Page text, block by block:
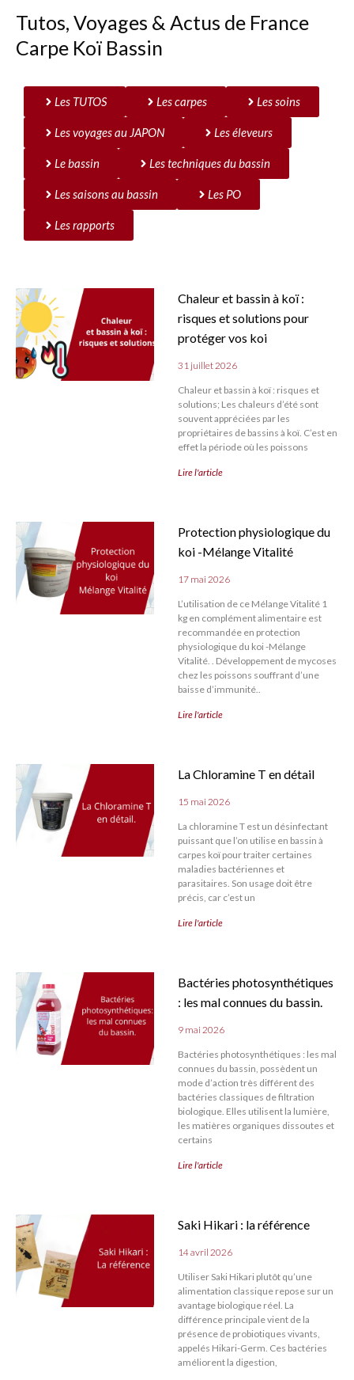
Tutos, Voyages & Actus de France
Carpe Koï Bassin
Les TUTOS Les carpes Les soins
Les voyages au JAPON Les éleveurs
Le bassin Les techniques du bassin
Les saisons au bassin Les PO
Les rapports
Chaleur et bassin à koï :
risques et solutions pour
protéger vos koi
31 juillet 2026
Chaleur et bassin à koï : risques et
solutions; Les chaleurs d’été sont
souvent appréciées par les
propriétaires de bassins à koï. C’est en
effet la période où les poissons
Lire l'article
Protection physiologique du
koi -Mélange Vitalité
17 mai 2026
L’utilisation de ce Mélange Vitalité 1
kg en complément alimentaire est
recommandée en protection
physiologique du koi -Mélange
Vitalité. . Développement de mycoses
chez les poissons souffrant d’une
baisse d’immunité..
Lire l'article
La Chloramine T en détail
15 mai 2026
La chloramine T est un désinfectant
puissant que l’on utilise en bassin à
carpes koï pour traiter certaines
maladies bactériennes et
parasitaires. Son usage doit être
précis, car c’est un
Lire l'article
Bactéries photosynthétiques
: les mal connues du bassin.
9 mai 2026
Bactéries photosynthétiques : les mal
connues du bassin, possèdent un
mode d’action très différent des
bactéries classiques de filtration
biologique. Elles utilisent la lumière,
les matières organiques dissoutes et
certains
Lire l'article
Saki Hikari : la référence
14 avril 2026
Utiliser Saki Hikari plutôt qu’une
alimentation classique repose sur un
avantage biologique réel. La
différence principale vient de la
présence de probiotiques vivants,
appelés Hikari-Germ. Ces bactéries
améliorent la digestion,